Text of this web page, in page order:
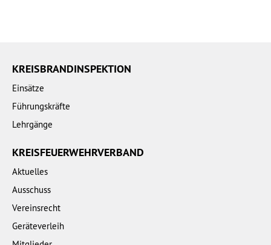
KREISBRANDINSPEKTION
Einsätze
Führungskräfte
Lehrgänge
KREISFEUERWEHRVERBAND
Aktuelles
Ausschuss
Vereinsrecht
Geräteverleih